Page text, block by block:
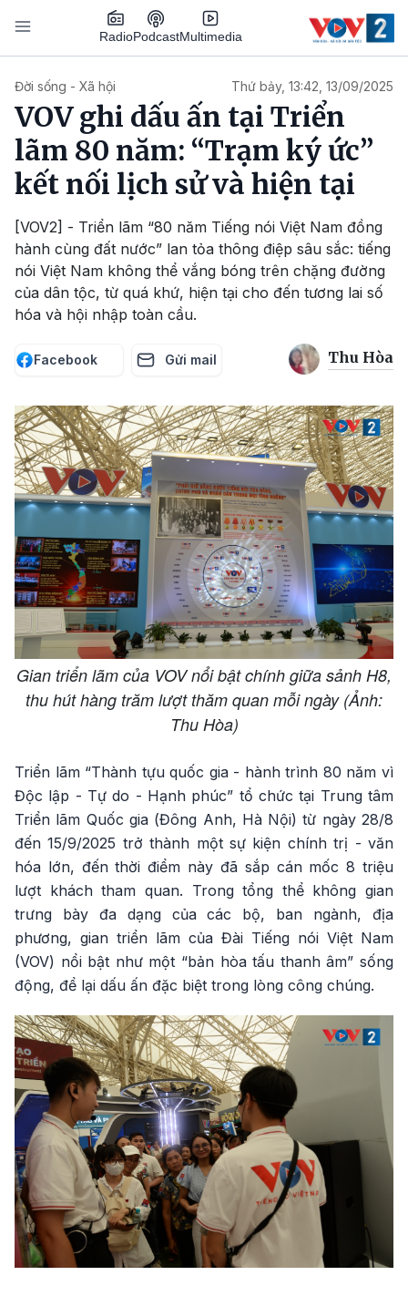
Nhảy đến nội dung
RadioPodcastMultimedia
Đời sống - Xã hội Thứ bảy, 13:42, 13/09/2025
VOV ghi dấu ấn tại Triển
lãm 80 năm: “Trạm ký ức”
kết nối lịch sử và hiện tại
[VOV2] - Triển lãm “80 năm Tiếng nói Việt Nam đồng
hành cùng đất nước” lan tỏa thông điệp sâu sắc: tiếng
nói Việt Nam không thể vắng bóng trên chặng đường
của dân tộc, từ quá khứ, hiện tại cho đến tương lai số
hóa và hội nhập toàn cầu.
Facebook Gửi mail Thu Hòa
Gian triển lãm của VOV nổi bật chính giữa sảnh H8,
thu hút hàng trăm lượt thăm quan mỗi ngày (Ảnh:
Thu Hòa)
Triển lãm “Thành tựu quốc gia - hành trình 80 năm vì
Độc lập - Tự do - Hạnh phúc” tổ chức tại Trung tâm
Triển lãm Quốc gia (Đông Anh, Hà Nội) từ ngày 28/8
đến 15/9/2025 trở thành một sự kiện chính trị - văn
hóa lớn, đến thời điểm này đã sắp cán mốc 8 triệu
lượt khách tham quan. Trong tổng thể không gian
trưng bày đa dạng của các bộ, ban ngành, địa
phương, gian triển lãm của Đài Tiếng nói Việt Nam
(VOV) nổi bật như một “bản hòa tấu thanh âm” sống
động, để lại dấu ấn đặc biệt trong lòng công chúng.